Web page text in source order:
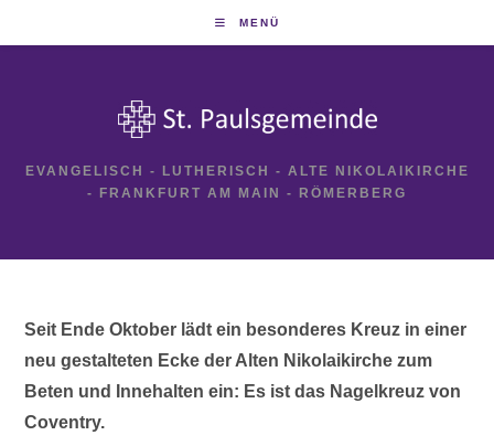
MENÜ
EVANGELISCH - LUTHERISCH - ALTE NIKOLAIKIRCHE
- FRANKFURT AM MAIN - RÖMERBERG
Seit Ende Oktober lädt ein besonderes Kreuz in einer
neu gestalteten Ecke der Alten Nikolaikirche zum
Beten und Innehalten ein: Es ist das Nagelkreuz von
Coventry.